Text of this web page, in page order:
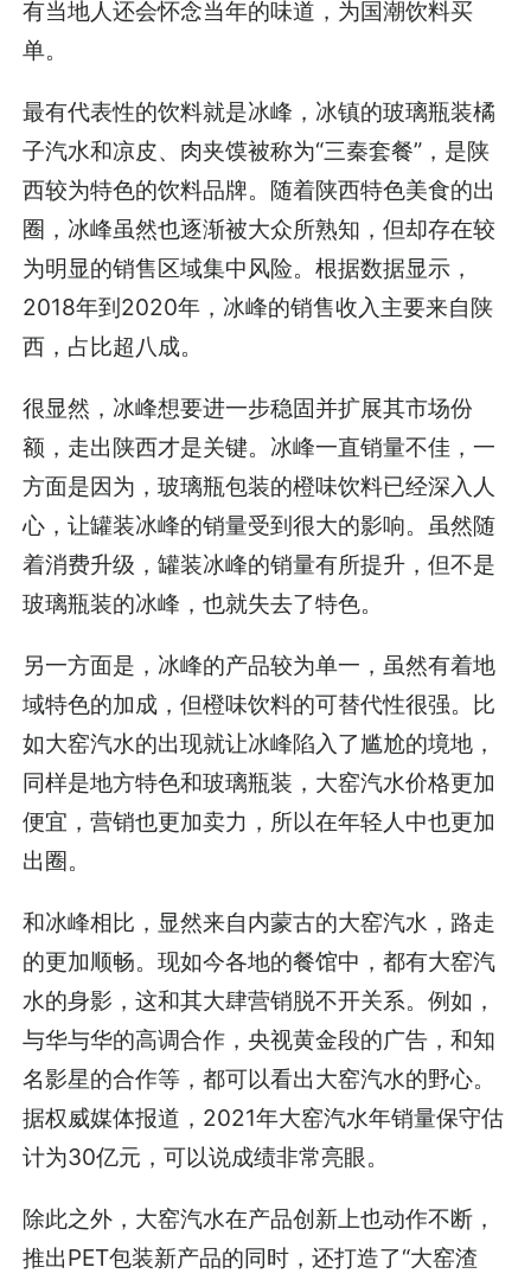
有当地人还会怀念当年的味道，为国潮饮料买
单。
最有代表性的饮料就是冰峰，冰镇的玻璃瓶装橘
子汽水和凉皮、肉夹馍被称为“三秦套餐”，是陕
西较为特色的饮料品牌。随着陕西特色美食的出
圈，冰峰虽然也逐渐被大众所熟知，但却存在较
为明显的销售区域集中风险。根据数据显示，
2018年到2020年，冰峰的销售收入主要来自陕
西，占比超八成。
很显然，冰峰想要进一步稳固并扩展其市场份
额，走出陕西才是关键。冰峰一直销量不佳，一
方面是因为，玻璃瓶包装的橙味饮料已经深入人
心，让罐装冰峰的销量受到很大的影响。虽然随
着消费升级，罐装冰峰的销量有所提升，但不是
玻璃瓶装的冰峰，也就失去了特色。
另一方面是，冰峰的产品较为单一，虽然有着地
域特色的加成，但橙味饮料的可替代性很强。比
如大窑汽水的出现就让冰峰陷入了尴尬的境地，
同样是地方特色和玻璃瓶装，大窑汽水价格更加
便宜，营销也更加卖力，所以在年轻人中也更加
出圈。
和冰峰相比，显然来自内蒙古的大窑汽水，路走
的更加顺畅。现如今各地的餐馆中，都有大窑汽
水的身影，这和其大肆营销脱不开关系。例如，
与华与华的高调合作，央视黄金段的广告，和知
名影星的合作等，都可以看出大窑汽水的野心。
据权威媒体报道，2021年大窑汽水年销量保守估
计为30亿元，可以说成绩非常亮眼。
除此之外，大窑汽水在产品创新上也动作不断，
推出PET包装新产品的同时，还打造了“大窑渣